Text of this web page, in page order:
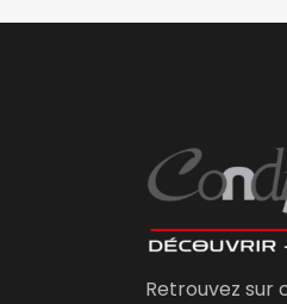
Retrouvez sur